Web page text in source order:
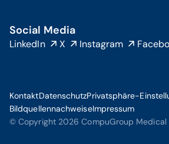
Social Media
LinkedIn X Instagram
© Copyright 2026 CompuGroup Medical
KontaktDatenschutzPrivatsphäre-
BildquellennachweiseImpressum